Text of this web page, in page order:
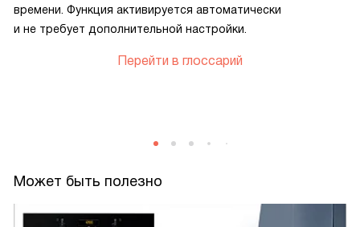
времени. Функция активируется автоматически
и не требует дополнительной настройки.
Перейти в глоссарий
Может быть полезно